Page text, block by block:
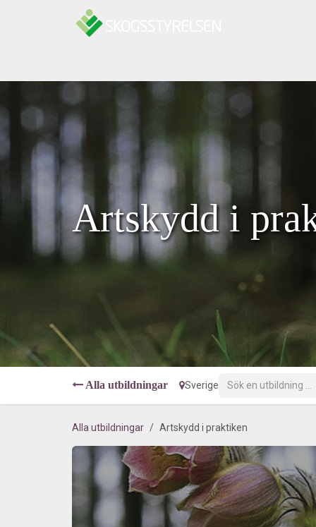
Artskydd i
Alla utbildningar Sverige
Alla utbildningar Artskydd i praktiken